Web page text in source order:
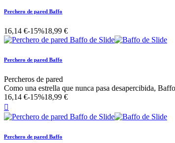
Perchero de pared Baffo
16,14 €-15%18,99 €
Perchero de pared Baffo
Percheros de pared
Como una estrella que nunca pasa desapercibida,
16,14 €-15%18,99 €

Perchero de pared Baffo